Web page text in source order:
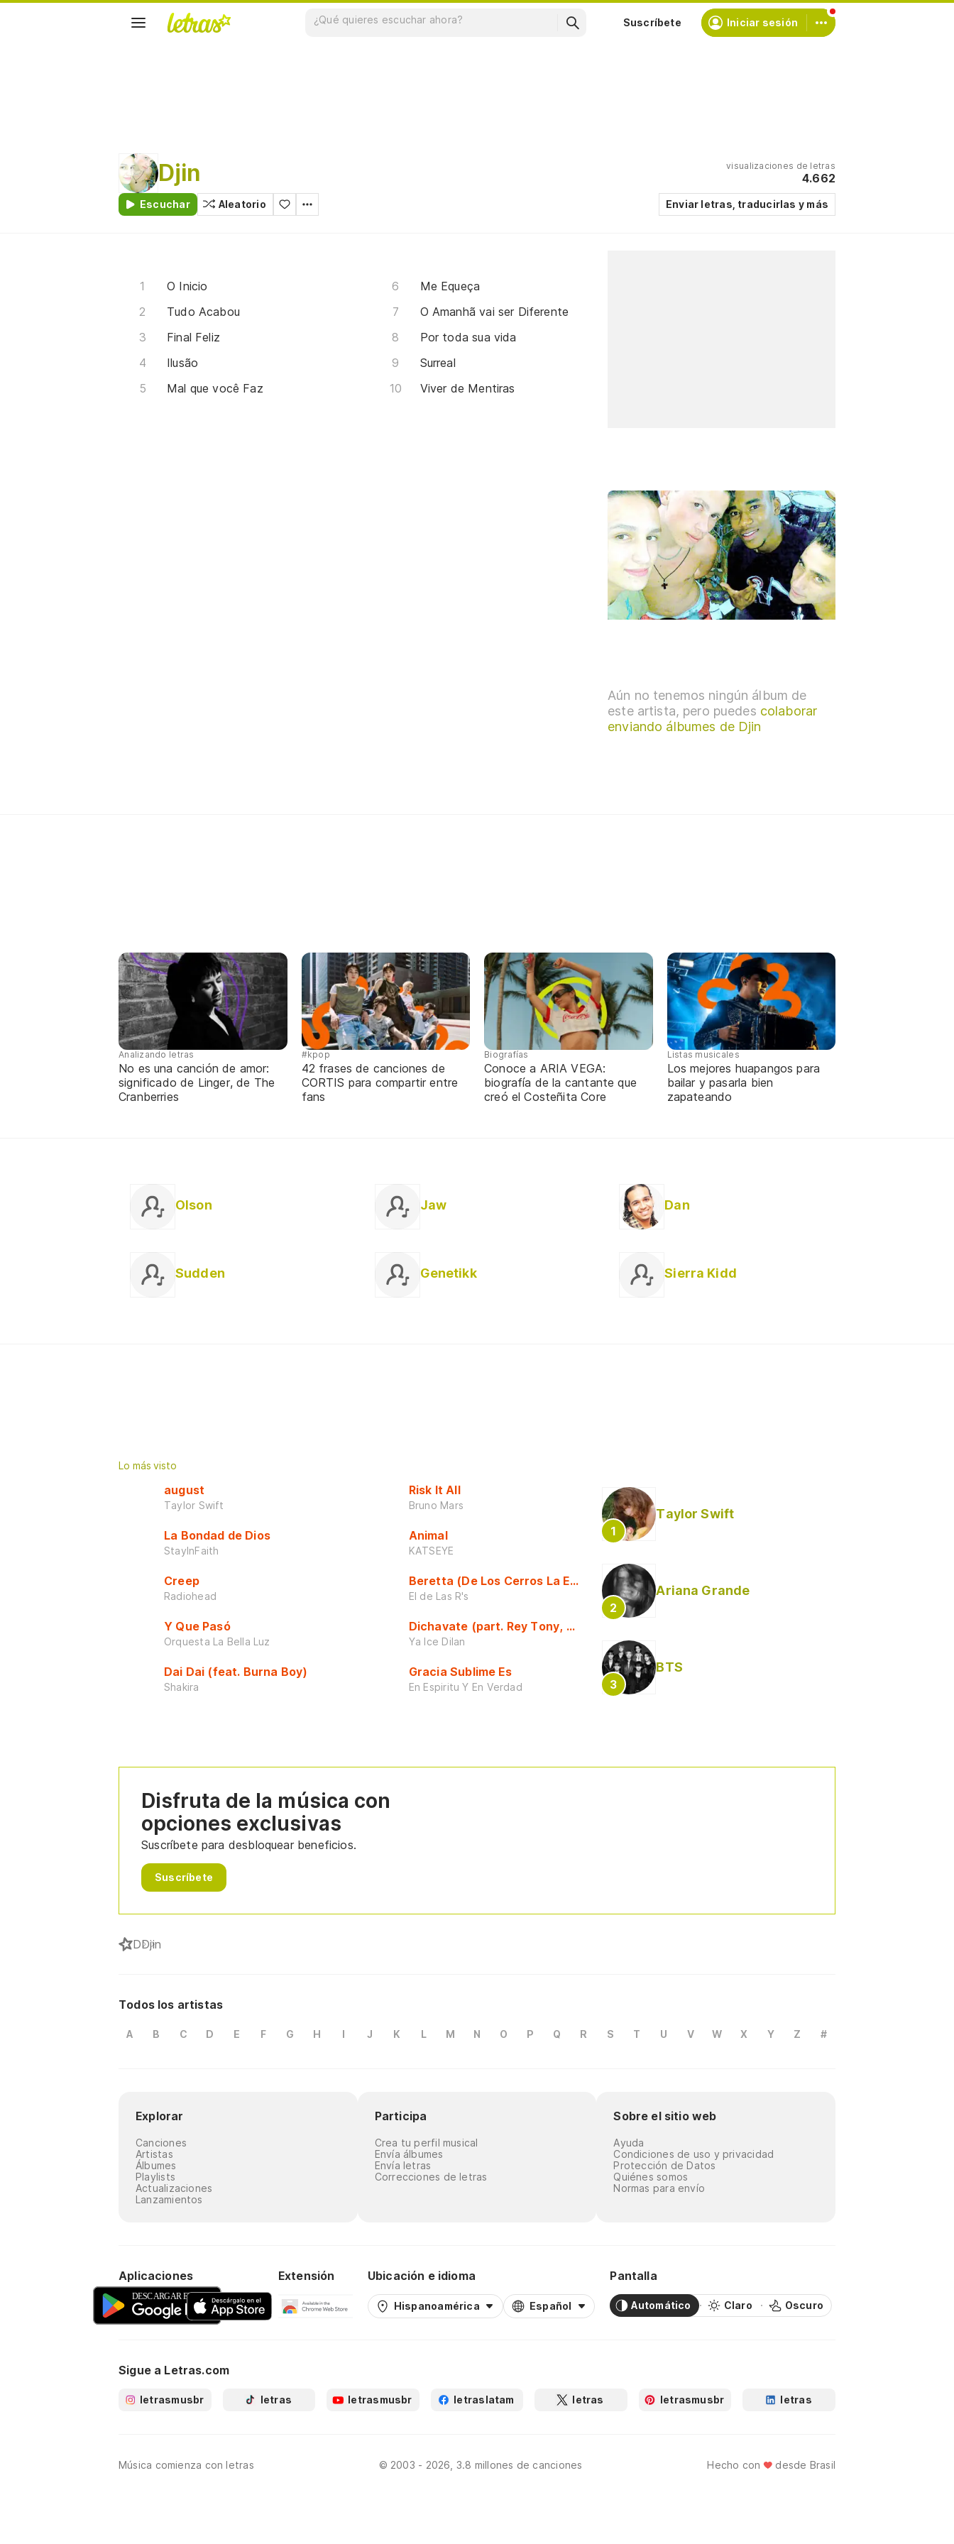
Suscríbete Iniciar sesión
Djin
Escuchar Aleatorio
visualizaciones de letras
4.662
Enviar letras, traducirlas y más
O Inicio
Tudo Acabou
Final Feliz
Ilusão
Mal que você Faz
Me Equeça
O Amanhã vai ser Diferente
Por toda sua vida
Surreal
Viver de Mentiras
Aún no tenemos ningún álbum de
este artista, pero puedes colaborar
enviando álbumes de Djin
Analizando letras
No es una canción de amor:
significado de Linger, de The
Cranberries
#kpop
42 frases de canciones de
CORTIS para compartir entre
fans
Biografías
Conoce a ARIA VEGA:
biografía de la cantante que
creó el Costeñita Core
Listas musicales
Los mejores huapangos para
bailar y pasarla bien
zapateando
Olson Jaw Dan
Sudden Genetikk Sierra Kidd
Lo más visto
august
Taylor Swift
La Bondad de Dios
StayInFaith
Creep
Radiohead
Y Que Pasó
Orquesta La Bella Luz
Dai Dai (feat. Burna Boy)
Shakira
Risk It All
Bruno Mars
Animal
KATSEYE
Beretta (De Los Cerros La Escuela)
El de Las R's
Dichavate (part. Rey Tony, Dj Honda y Helabusador) [explícita]
Ya Ice Dilan
Gracia Sublime Es
En Espiritu Y En Verdad
Taylor Swift
Ariana Grande
BTS
Disfruta de la música con
opciones exclusivas
Suscríbete para desbloquear beneficios.
Suscríbete
DDjin
Todos los artistas
A B C D E F G H I J K L M N O P Q R S T U V W X Y Z #
Explorar
Canciones
Artistas
Álbumes
Playlists
Actualizaciones
Lanzamientos
Participa
Crea tu perfil musical
Envía álbumes
Envía letras
Correcciones de letras
Sobre el sitio web
Ayuda
Condiciones de uso y privacidad
Protección de Datos
Quiénes somos
Normas para envío
Aplicaciones Extensión Ubicación e idioma
Hispanoamérica Español
Pantalla
Automático Claro Oscuro
Sigue a Letras.com
letrasmusbr letras letrasmusbr letraslatam letras letrasmusbr letras
Música comienza con letras © 2003 - 2026, 3.8 millones de canciones Hecho con desde Brasil